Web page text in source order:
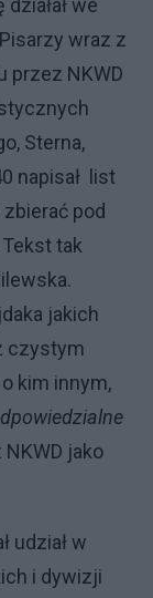
we
wraz z
przez NKWD
Sterna,
napisał list
pod
tak
jakich
czystym
kim innym,
jako
udział w
i dywizji